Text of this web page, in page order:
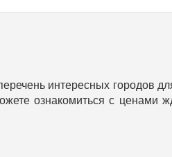
интересных городов
ознакомиться с ценами